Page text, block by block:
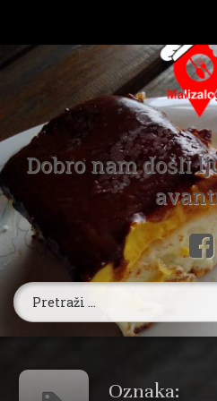
Putovanje
Ugostiteljstvo
Zdravlje
Poljo Kutak
sadržaj
Dobro nam došli
Oznaka: